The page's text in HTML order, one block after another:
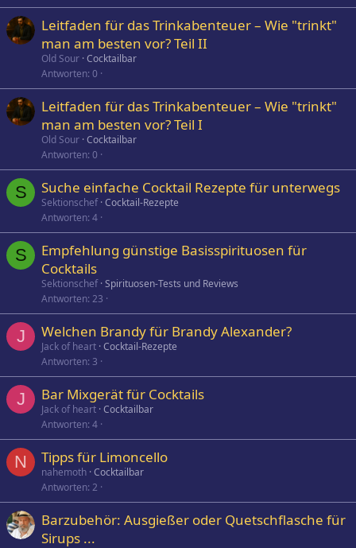
Leitfaden für das Trinkabenteuer – Wie "trinkt"
man am besten vor? Teil II
Old Sour Cocktailbar
Antworten 0
Leitfaden für das Trinkabenteuer – Wie "trinkt"
man am besten vor? Teil I
Old Sour Cocktailbar
Antworten 0
S Suche einfache Cocktail Rezepte für unterwegs
Sektionschef Cocktail-Rezepte
Antworten 4
S
Empfehlung günstige Basisspirituosen für
Cocktails
Sektionschef Spirituosen-Tests und Reviews
Antworten 23
J Welchen Brandy für Brandy Alexander?
Jack of heart Cocktail-Rezepte
Antworten 3
J Bar Mixgerät für Cocktails
Jack of heart Cocktailbar
Antworten 4
N Tipps für Limoncello
nahemoth Cocktailbar
Antworten 2
Barzubehör: Ausgießer oder Quetschflasche für
Sirups ...